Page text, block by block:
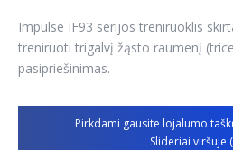
Impulse IF93 serijos treniruoklis
treniruoti trigalvį žąsto raumenį
pasipriešinimas.
Pirkdami gausite lojalumo
Slideriai viršuje